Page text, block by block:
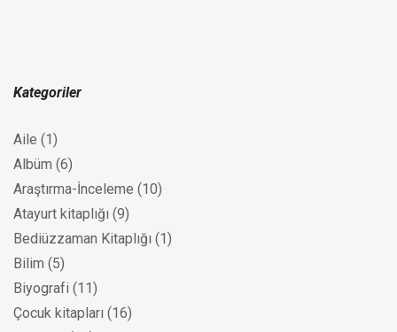
Kategoriler
Aile (1)
Albüm (6)
Araştırma-İnceleme (10)
Atayurt kitaplığı (9)
Bediüzzaman Kitaplığı (1)
Bilim (5)
Biyografi (11)
Çocuk kitapları (16)